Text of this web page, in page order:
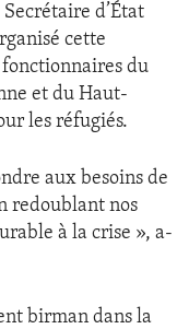
d’État
cette
du
et du Haut-
les réfugiés.
aux besoins de
redoublant nos
à la crise », a-
birman dans la